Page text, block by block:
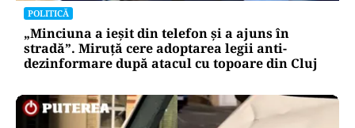
POLITICĂ
„Minciuna a ieșit din telefon și a ajuns în
stradă”. Miruță cere adoptarea legii anti-
dezinformare după atacul cu topoare din Cluj